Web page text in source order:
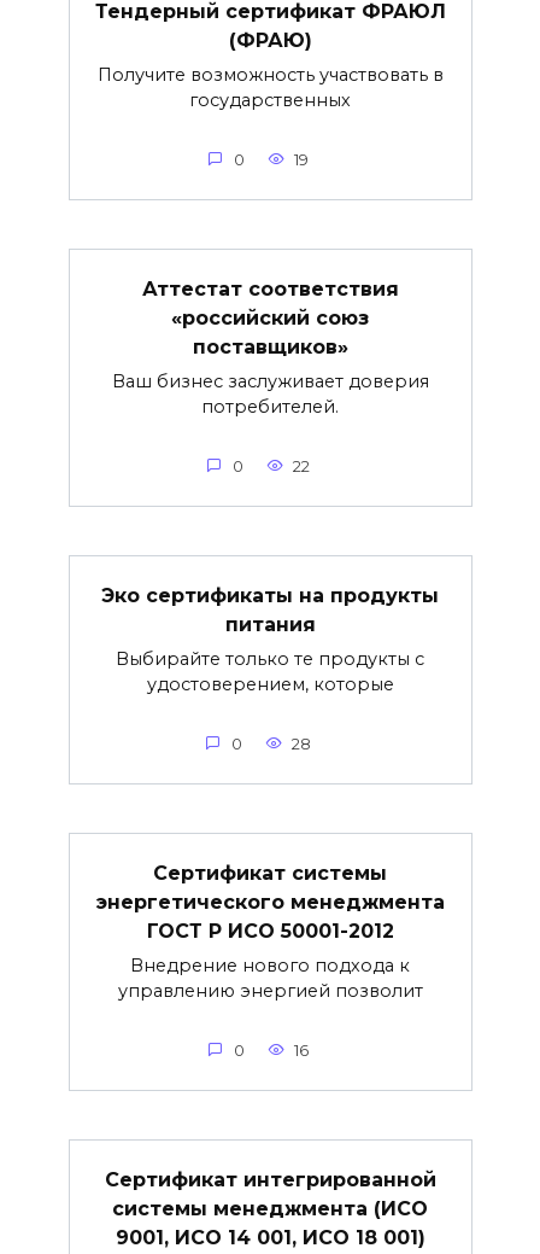
Тендерный сертификат ФРАЮЛ
(ФРАЮ)
Получите возможность участвовать в
государственных
0 19
Аттестат соответствия
«российский союз
поставщиков»
Ваш бизнес заслуживает доверия
потребителей.
0 22
Эко сертификаты на продукты
питания
Выбирайте только те продукты с
удостоверением, которые
0 28
Сертификат системы
энергетического менеджмента
ГОСТ Р ИСО 50001-2012
Внедрение нового подхода к
управлению энергией позволит
0 16
Сертификат интегрированной
системы менеджмента (ИСО
9001, ИСО 14 001, ИСО 18 001)